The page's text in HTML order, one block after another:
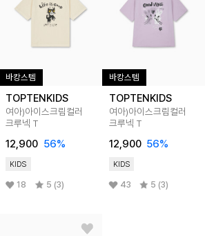
바캉스템
TOPTENKIDS
여아)아이스크림컬러
크루넥 T
12,900 56%
KIDS
18 5 (3)
바캉스템
TOPTENKIDS
여아)아이스크림컬러
크루넥 T
12,900 56%
KIDS
43 5 (3)